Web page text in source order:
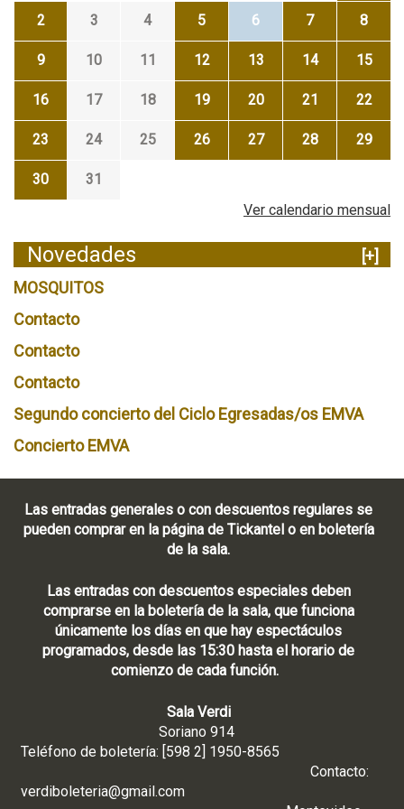
2 3 4 5 6 7 8
9 10 11 12 13 14 15
16 17 18 19 20 21 22
23 24 25 26 27 28 29
30
31
Ver calendario mensual
Novedades
[+]
MOSQUITOS
Contacto
Contacto
Contacto
Segundo concierto del Ciclo Egresadas/os EMVA
Concierto EMVA
Las entradas generales o con descuentos regulares se
pueden comprar en la página de Tickantel o en boletería
de la sala.
Las entradas con descuentos especiales deben
comprarse en la boletería de la sala, que funciona
únicamente los días en que hay espectáculos
programados, desde las 15:30 hasta el horario de
comienzo de cada función.
Sala Verdi
Soriano 914
Teléfono de boletería: [598 2] 1950-8565
Contacto:
verdiboleteria@gmail.com